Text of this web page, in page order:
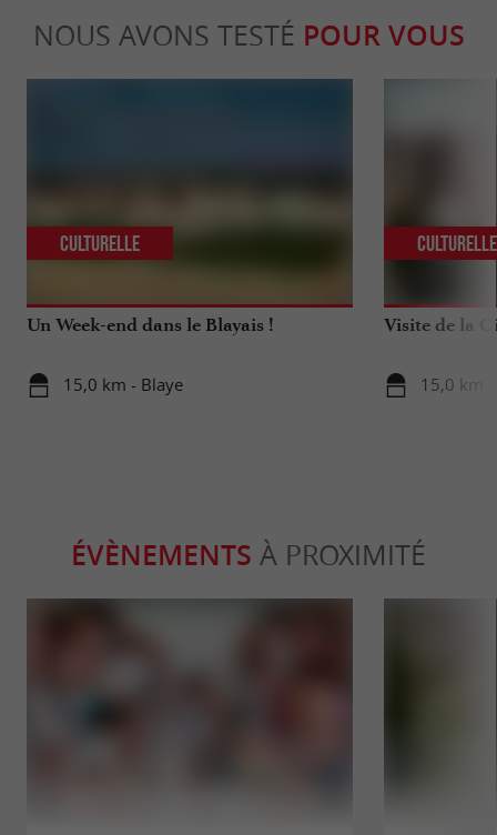
NOUS AVONS TESTÉ POUR VOUS
Un Week-end dans le Blayais !
15,0 km - Blaye
Culturelle
Visite de la
15,0 km -
Culturelle
ÉVÈNEMENTS À PROXIMITÉ